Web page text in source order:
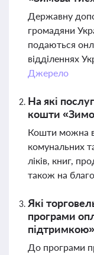
Державну
громадяни
подаються
відділеннях
Джерело
На які
кошти
Кошти можна
комунальних
ліків, книг,
також на
Які
програми
До програми